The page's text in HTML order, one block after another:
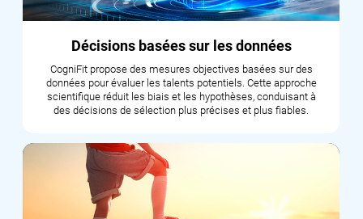
Décisions basées sur les données
CogniFit propose des mesures objectives basées sur des
données pour évaluer les talents potentiels. Cette approche
scientifique réduit les biais et les hypothèses, conduisant à
des décisions de sélection plus précises et plus fiables.